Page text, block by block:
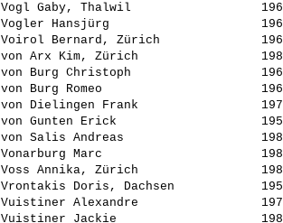
Vogl Gaby, Thalwil
Vogler Hansjürg
Voirol Bernard, Zürich
von Arx Kim, Zürich
von Burg Christoph
von Burg Romeo
von Dielingen Frank
von Gunten Erick
von Salis Andreas
Vonarburg Marc
Voss Annika, Zürich
Vrontakis Doris, Dachsen
Vuistiner Alexandre
Vuistiner Jackie